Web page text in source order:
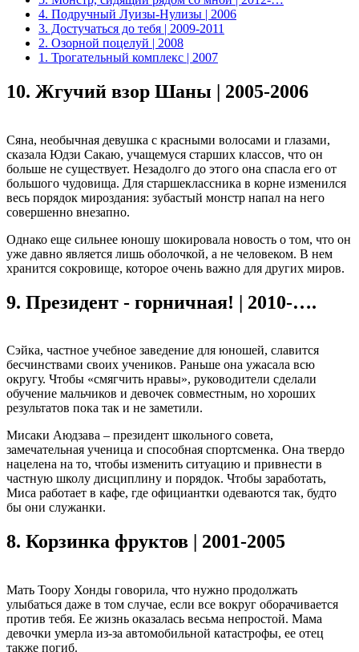
4. Подручный Луизы-Нулизы | 2006
3. Достучаться до тебя | 2009-2011
2. Озорной поцелуй | 2008
1. Трогательный комплекс | 2007
10. Жгучий взор Шаны | 2005-2006
Сяна, необычная девушка с красными волосами и глазами,
сказала Юдзи Сакаю, учащемуся старших классов, что он
больше не существует. Незадолго до этого она спасла его от
большого чудовища. Для старшеклассника в корне изменился
весь порядок мироздания: зубастый монстр напал на него
совершенно внезапно.
Однако еще сильнее юношу шокировала новость о том, что он
уже давно является лишь оболочкой, а не человеком. В нем
хранится сокровище, которое очень важно для других миров.
9. Президент - горничная! | 2010-….
Сэйка, частное учебное заведение для юношей, славится
бесчинствами своих учеников. Раньше она ужасала всю
округу. Чтобы «смягчить нравы», руководители сделали
обучение мальчиков и девочек совместным, но хороших
результатов пока так и не заметили.
Мисаки Аюдзава – президент школьного совета,
замечательная ученица и способная спортсменка. Она твердо
нацелена на то, чтобы изменить ситуацию и привнести в
частную школу дисциплину и порядок. Чтобы заработать,
Миса работает в кафе, где официантки одеваются так, будто
бы они служанки.
8. Корзинка фруктов | 2001-2005
Мать Тоору Хонды говорила, что нужно продолжать
улыбаться даже в том случае, если все вокруг оборачивается
против тебя. Ее жизнь оказалась весьма непростой. Мама
девочки умерла из-за автомобильной катастрофы, ее отец
также погиб.